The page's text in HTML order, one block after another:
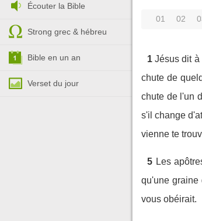
Écouter la Bible
Strong grec & hébreu
Bible en un an
Verset du jour
01 02
1 Jésus dit
chute de
chute de l'un
s'il change
vienne te
5 Les
qu'une graine
vous obéirait.